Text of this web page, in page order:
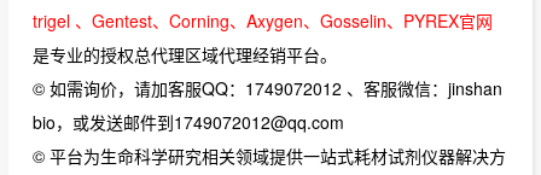
trigel 、Gentest、Corning、Axygen、Gosselin、PYREX官网
是专业的授权总代理区域代理经销平台。
© 如需询价，请加客服QQ：1749072012 、客服微信：jinshan
bio，或发送邮件到1749072012@qq.com
© 平台为生命科学研究相关领域提供一站式耗材试剂仪器解决方